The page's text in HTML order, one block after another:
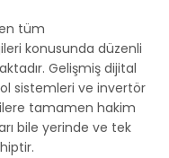
tüm
konusunda düzenli
Gelişmiş dijital
sistemleri ve invertör
tamamen hakim
bile yerinde ve tek